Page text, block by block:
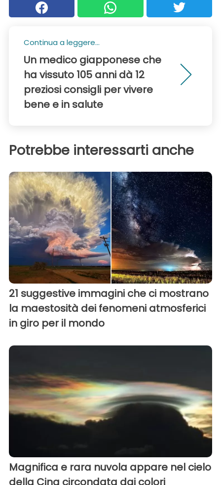
Continua a leggere...
Un medico giapponese che
ha vissuto 105 anni dà 12
preziosi consigli per vivere
bene e in salute
Potrebbe interessarti anche
21 suggestive immagini che ci mostrano
la maestosità dei fenomeni atmosferici
in giro per il mondo
Magnifica e rara nuvola appare nel cielo